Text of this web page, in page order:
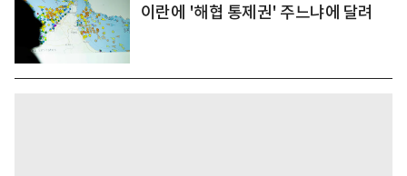
이란에 '해협 통제권' 주느냐에 달려